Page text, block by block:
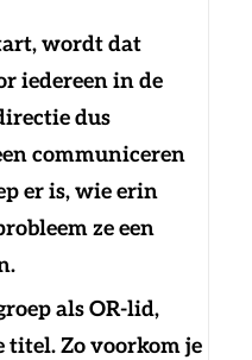
wordt dat
iedereen in de
dus
communiceren
er is, wie erin
ze een
als OR-lid,
titel. Zo voorkom je